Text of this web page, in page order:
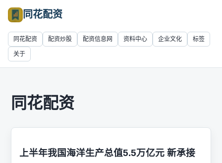
同花配资
同花配资 配资炒股 配资信息网 资料中心 企业文化 标签
关于
同花配资
上半年我国海洋生产总值5.5万亿元 新承接